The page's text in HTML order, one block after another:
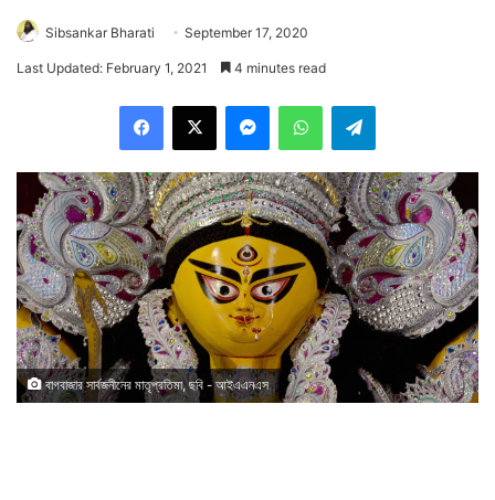
Sibsankar Bharati September 17, 2020
Last Updated: February 1, 2021 4 minutes read
বাগবাজার সার্বজনীনের মাতৃপ্রতিমা, ছবি - আইএএনএস